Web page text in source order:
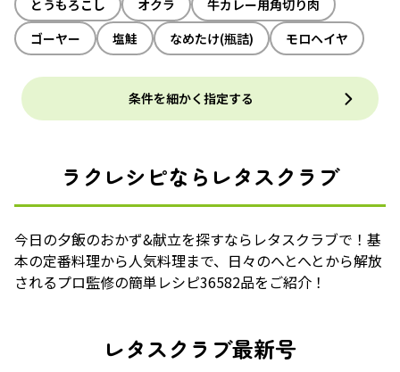
とうもろこし
オクラ
牛カレー用角切り肉
ゴーヤー
塩鮭 なめたけ(瓶詰) モロヘイヤ
条件を細かく指定する
ラクレシピならレタスクラブ
今日の夕飯のおかず&献立を探すならレタスクラブで！基
本の定番料理から人気料理まで、日々のへとへとから解放
されるプロ監修の簡単レシピ36582品をご紹介！
レタスクラブ最新号